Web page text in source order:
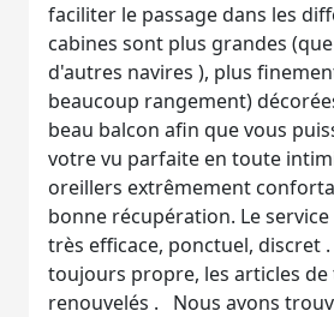
faciliter le passage dans les
cabines sont plus grandes
d'autres navires ), plus
beaucoup rangement)
beau balcon afin que vous
votre vu parfaite en toute
oreillers extrêmement
bonne récupération. Le
très efficace, ponctuel, discret
toujours propre, les articles
renouvelés . Nous avons